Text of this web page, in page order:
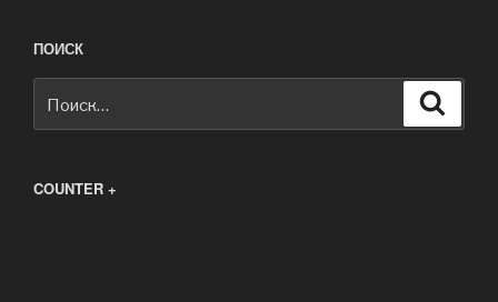
ПОИСК
COUNTER +